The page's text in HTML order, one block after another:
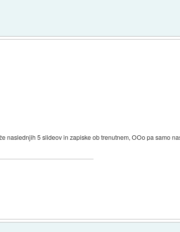
naslednjih 5 slideov in zapiske ob trenutnem, OOo pa samo